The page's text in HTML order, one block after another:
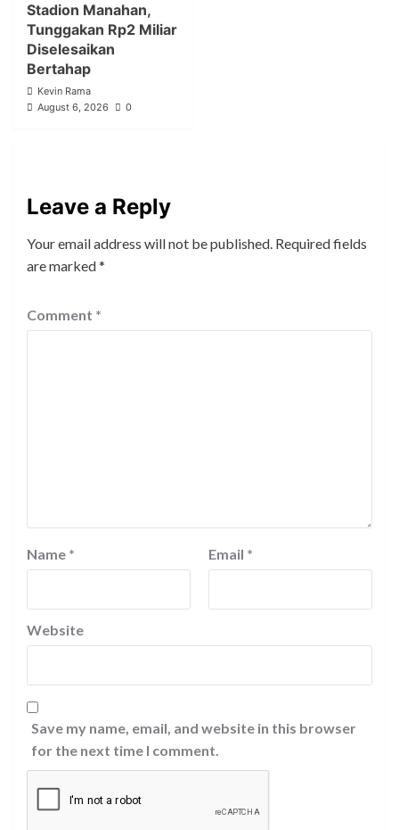
Stadion Manahan,
Tunggakan Rp2 Miliar
Diselesaikan
Bertahap
Kevin Rama
August 6, 2026
0
Leave a Reply
Your email address will not be published. Required fields
are marked*
Comment *
Name * Email *
Website
Save my name, email, and website in this browser
for the next time I comment.